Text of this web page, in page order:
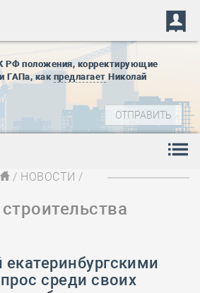
РФ положения, корректирующие
ГАПа, как предлагает Николай
/ НОВОСТИ /
среди своих